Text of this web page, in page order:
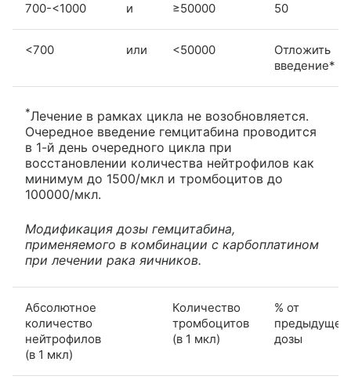
700-<1000 и ≥50000 50
<700 или <50000
Отложить
введение*
*Лечение в рамках цикла не возобновляется.
Очередное введение гемцитабина проводится
в 1-й день очередного цикла при
восстановлении количества нейтрофилов как
минимум до 1500/мкл и тромбоцитов до
100000/мкл.
Модификация дозы гемцитабина,
применяемого в комбинации с карбоплатином
при лечении рака яичников.
Абсолютное
количество
нейтрофилов
(в 1 мкл)
Количество
тромбоцитов
(в 1 мкл)
% от
предыдущей
дозы